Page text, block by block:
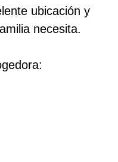
ubicación y
necesita.